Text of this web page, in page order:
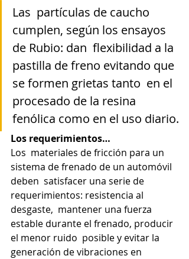
Las  partículas de caucho
cumplen, según los ensayos
de Rubio: dan  flexibilidad a la
pastilla de freno evitando que
se formen grietas tanto  en el
procesado de la resina
fenólica como en el uso diario.
Los requerimientos…
Los  materiales de fricción para un
sistema de frenado de un automóvil
deben  satisfacer una serie de
requerimientos: resistencia al
desgaste,  mantener una fuerza
estable durante el frenado, producir
el menor ruido  posible y evitar la
generación de vibraciones en